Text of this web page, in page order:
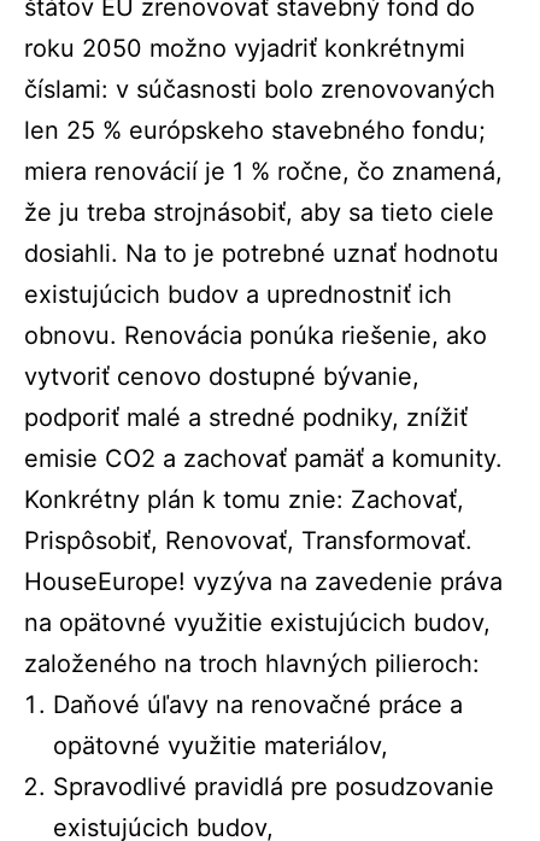
štátov EÚ zrenovovať stavebný fond do
roku 2050 možno vyjadriť konkrétnymi
číslami: v súčasnosti bolo zrenovovaných
len 25 % európskeho stavebného fondu;
miera renovácií je 1 % ročne, čo znamená,
že ju treba strojnásobiť, aby sa tieto ciele
dosiahli. Na to je potrebné uznať hodnotu
existujúcich budov a uprednostniť ich
obnovu. Renovácia ponúka riešenie, ako
vytvoriť cenovo dostupné bývanie,
podporiť malé a stredné podniky, znížiť
emisie CO2 a zachovať pamäť a komunity.
Konkrétny plán k tomu znie: Zachovať,
Prispôsobiť, Renovovať, Transformovať.
HouseEurope! vyzýva na zavedenie práva
na opätovné využitie existujúcich budov,
založeného na troch hlavných pilieroch:
Daňové úľavy na renovačné práce a
opätovné využitie materiálov,
Spravodlivé pravidlá pre posudzovanie
existujúcich budov,